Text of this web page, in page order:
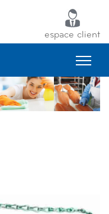
espace client